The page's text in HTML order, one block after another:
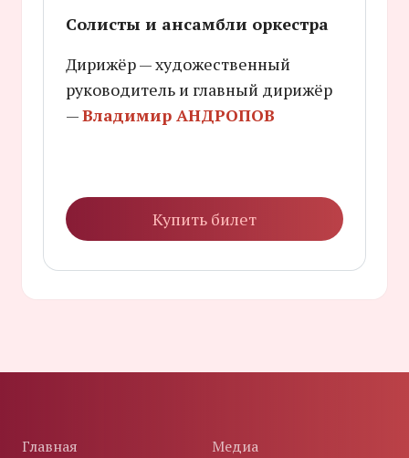
Солисты и ансамбли оркестра
Дирижёр — художественный
руководитель и главный дирижёр
—Владимир АНДРОПОВ
Купить билет
Главная
Медиа